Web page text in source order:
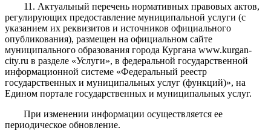
11. Актуальный перечень нормативных правовых актов,
регулирующих предоставление муниципальной услуги (с
указанием их реквизитов и источников официального
опубликования), размещен на официальном сайте
муниципального образования города Кургана www.kurgan-
city.ru в разделе «Услуги», в федеральной государственной
информационной системе «Федеральный реестр
государственных и муниципальных услуг (функций)», на
Едином портале государственных и муниципальных услуг.
При изменении информации осуществляется ее
периодическое обновление.